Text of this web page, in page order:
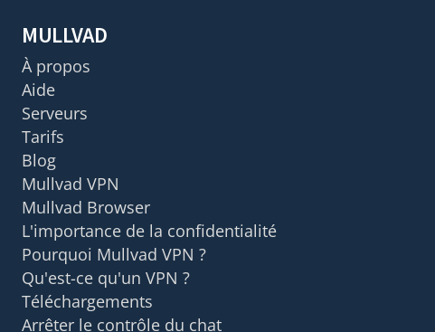
MULLVAD
À propos
Aide
Serveurs
Tarifs
Blog
Mullvad VPN
Mullvad Browser
L'importance de la confidentialité
Pourquoi Mullvad VPN ?
Qu'est-ce qu'un VPN ?
Téléchargements
Arrêter le contrôle du chat